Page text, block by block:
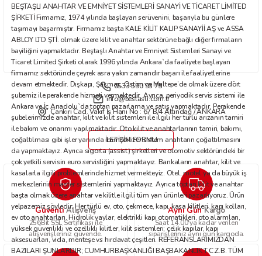
BEŞTAŞLI ANAHTAR VE EMNİYET SİSTEMLERİ SANAYİ VE TİCARET LİMİTED
ŞİRKETİ Firmamız, 1974 yılında başlayan serüvenini, başarıyla bu günlere
taşımayı başarmıştır. Firmamız başta KALE KİLİT KALIP SANAYİİ AŞ ve ASSA
ABLOY LTD ŞTİ. olmak üzere kilit ve anahtar sektörüne bağlı diğer firmaların
bayiliğini yapmaktadır. Beştaşlı Anahtar ve Emniyet Sistemleri Sanayi ve
Ticaret Limited Şirketi olarak 1996 yılında Ankara`da faaliyete başlayan
firmamız sektöründe çeyrek asra yakın zamandır başarı ile faaliyetlerine
devam etmektedir. Dışkapı, Şaşmaz, Ostim ve Maltepe’de olmak üzere dört
şubemiz ile perakende hizmeti vermektedir. Ayrıca, periyodik servis sistemi ile
Ankara ve İç Anadolu`da toptan pazarlama ve satış yapmaktadır. Perakende
şubelerimizde anahtar, kilit ve kilit sistemleri ile ilgili her türlü arızanın tamiri
ile bakım ve onarımı yapılmaktadır. Oto kilit ve anahtarlarının tamiri, bakımı,
çoğaltılması gibi işler yanında immobilizer sistem anahtarın çoğaltılmasını
da yapmaktayız. Ayrıca sigorta (assist) şirketleri ve otomotiv sektöründeki bir
çok yetkili servisin euro servisliğini yapmaktayız. Bankaların anahtar, kilit ve
kasalarla ilgili problemlerinde hizmet vermekteyiz. Otel, motel ya da büyük iş
merkezlerinin master sistemlerini yapmaktayız. Ayrıca toptan kilit ve anahtar
başta olmak üzere anahtar ve kilitle ilgili tüm yan ürünleri pazarlıyoruz. Ürün
yelpazemiz şöyledir: Her türlü ev, oto, çekmece, kapı, kasa kilitleri, kapı kolları,
ev oto anahtarları. Hidrolik yaylar, elektrikli kapı otomatikleri, oto alarmları,
yüksek güvenlikli ve özellikli kilitler, kilit sistemleri; çelik kapılar, kapı
aksesuarları, vida, menteşe vs hırdavat çeşitleri. REFERANSLARIMIZDAN
BAZILARI ŞUNLARDIR; CUMHURBAŞKANLIĞI BAŞBAKANLIK T.C.Z.B. TÜM
0533 590 93 75
info@bestasli.com.tr
Çankırı Cad. Vakıf İş Hanı No : 67 B/4 Altındağ / ANKARA
İLETİŞİM FORMU
GüvenliAlışveriş
256Bit SSL Sertifikası ile
alışverişleriniz güvende.
Aynı GünKargo
Saat 14.00'ya kadar verilen
siparişleriniz aynı gün kargoda.